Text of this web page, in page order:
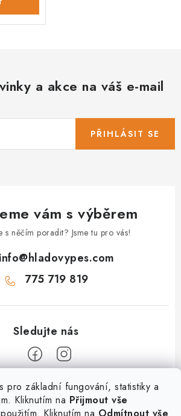
pro základní fungování, statistiky a
Kliknutím na Přijmout vše
a akce na váš e-mail
PŘIHLÁSIT SE
vám s výběrem
s něčím poradit? Jsme tu pro vás!
info@hladovypes.com
775 719 819